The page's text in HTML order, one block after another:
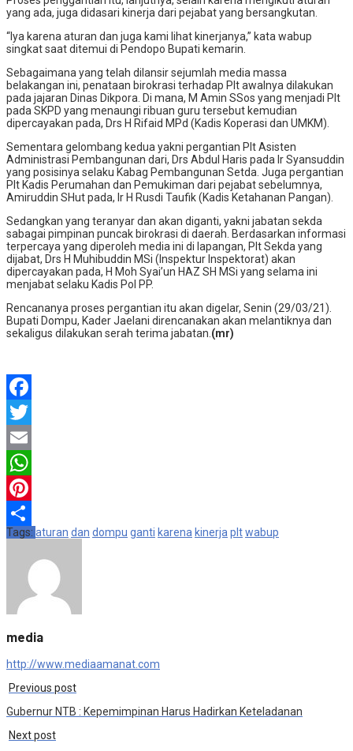
yang ada, juga didasari kinerja dari pejabat yang bersangkutan.
“Iya karena aturan dan juga kami lihat kinerjanya,” kata wabup
singkat saat ditemui di Pendopo Bupati kemarin.
Sebagaimana yang telah dilansir sejumlah media massa
belakangan ini, penataan birokrasi terhadap Plt awalnya dilakukan
pada jajaran Dinas Dikpora. Di mana, M Amin SSos yang menjadi Plt
pada SKPD yang menaungi ribuan guru tersebut kemudian
dipercayakan pada, Drs H Rifaid MPd (Kadis Koperasi dan UMKM).
Sementara gelombang kedua yakni pergantian Plt Asisten
Administrasi Pembangunan dari, Drs Abdul Haris pada Ir Syansuddin
yang posisinya selaku Kabag Pembangunan Setda. Juga pergantian
Plt Kadis Perumahan dan Pemukiman dari pejabat sebelumnya,
Amiruddin SHut pada, Ir H Rusdi Taufik (Kadis Ketahanan Pangan).
Sedangkan yang teranyar dan akan diganti, yakni jabatan sekda
sabagai pimpinan puncak birokrasi di daerah. Berdasarkan informasi
terpercaya yang diperoleh media ini di lapangan, Plt Sekda yang
dijabat, Drs H Muhibuddin MSi (Inspektur Inspektorat) akan
dipercayakan pada, H Moh Syai’un HAZ SH MSi yang selama ini
menjabat selaku Kadis Pol PP.
Rencananya proses pergantian itu akan digelar, Senin (29/03/21).
Bupati Dompu, Kader Jaelani direncanakan akan melantiknya dan
sekaligus dilakukan serah terima jabatan. (mr)
Facebook
Twitter
Email
WhatsApp
Pinterest
Share
Tags: aturan dan dompu ganti karena kinerja pltwabup
media
http://www.mediaamanat.com
Previous post
Gubernur NTB : Kepemimpinan Harus Hadirkan Keteladanan
Next post